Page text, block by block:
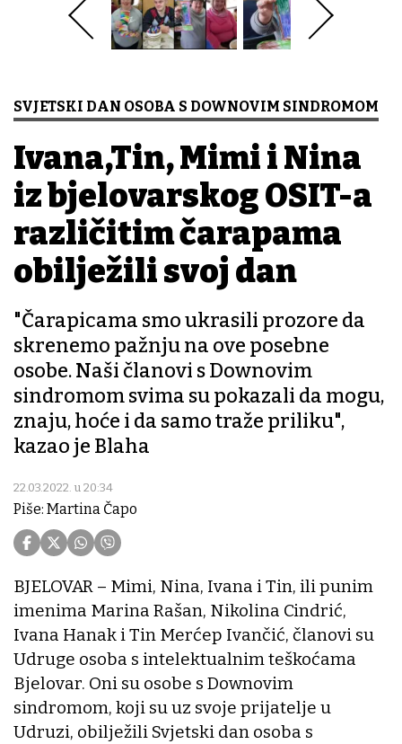
SVJETSKI DAN OSOBA S DOWNOVIM SINDROMOM
Ivana,Tin, Mimi i Nina
iz bjelovarskog OSIT-a
različitim čarapama
obilježili svoj dan
"Čarapicama smo ukrasili prozore da
skrenemo pažnju na ove posebne
osobe. Naši članovi s Downovim
sindromom svima su pokazali da mogu,
znaju, hoće i da samo traže priliku",
kazao je Blaha
22.03.2022. u 20:34
Piše: Martina Čapo
BJELOVAR – Mimi, Nina, Ivana i Tin, ili punim
imenima Marina Rašan, Nikolina Cindrić,
Ivana Hanak i Tin Merćep Ivančić, članovi su
Udruge osoba s intelektualnim teškoćama
Bjelovar. Oni su osobe s Downovim
sindromom, koji su uz svoje prijatelje u
Udruzi, obilježili Svjetski dan osoba s